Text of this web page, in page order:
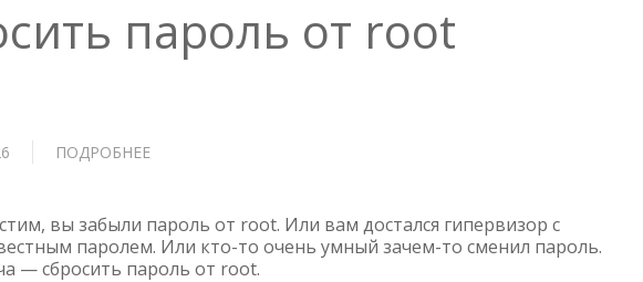
пароль от root
ПОДРОБНЕЕ
СБРОСИТЬ
ПАРОЛЬ
ОТ
вы забыли пароль от root. Или вам достался гипервизор с
паролем. Или кто-то очень умный зачем-то сменил пароль.
— сбросить пароль от root.